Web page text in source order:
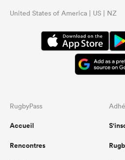
United States of America | US | NZ
RugbyPass
Accueil
Rencontres